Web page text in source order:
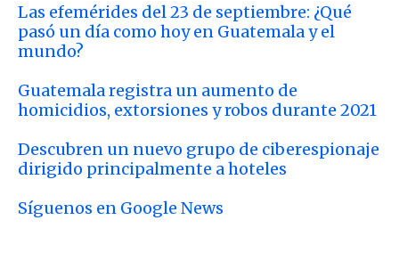
Las efemérides del 23 de septiembre: ¿Qué
pasó un día como hoy en Guatemala y el
mundo?
Guatemala registra un aumento de
homicidios, extorsiones y robos durante 2021
Descubren un nuevo grupo de ciberespionaje
dirigido principalmente a hoteles
Síguenos en Google News